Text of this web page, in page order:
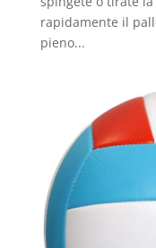
rapidamente il
pieno...